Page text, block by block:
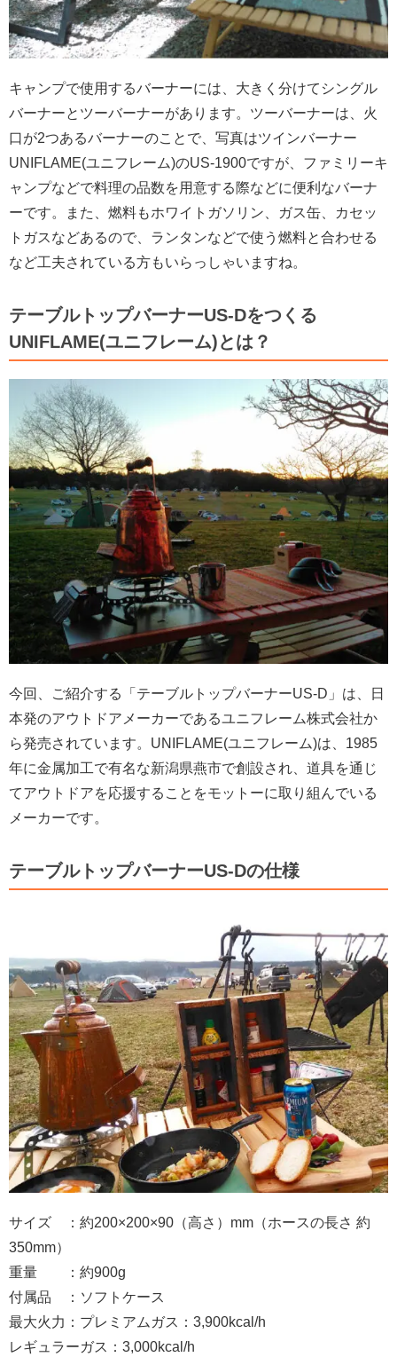
キャンプで使用するバーナーには、大きく分けてシングル
バーナーとツーバーナーがあります。ツーバーナーは、火
口が2つあるバーナーのことで、写真はツインバーナー
UNIFLAME(ユニフレーム)のUS-1900ですが、ファミリーキ
ャンプなどで料理の品数を用意する際などに便利なバーナ
ーです。また、燃料もホワイトガソリン、ガス缶、カセッ
トガスなどあるので、ランタンなどで使う燃料と合わせる
など工夫されている方もいらっしゃいますね。
テーブルトップバーナーUS-Dをつくる
UNIFLAME(ユニフレーム)とは？
今回、ご紹介する「テーブルトップバーナーUS-D」は、日
本発のアウトドアメーカーであるユニフレーム株式会社か
ら発売されています。UNIFLAME(ユニフレーム)は、1985
年に金属加工で有名な新潟県燕市で創設され、道具を通じ
てアウトドアを応援することをモットーに取り組んでいる
メーカーです。
テーブルトップバーナーUS-Dの仕様
サイズ ：約200×200×90（高さ）mm（ホースの長さ 約
350mm）
重量 ：約900g
付属品 ：ソフトケース
最大火力：プレミアムガス：3,900kcal/h
レギュラーガス：3,000kcal/h